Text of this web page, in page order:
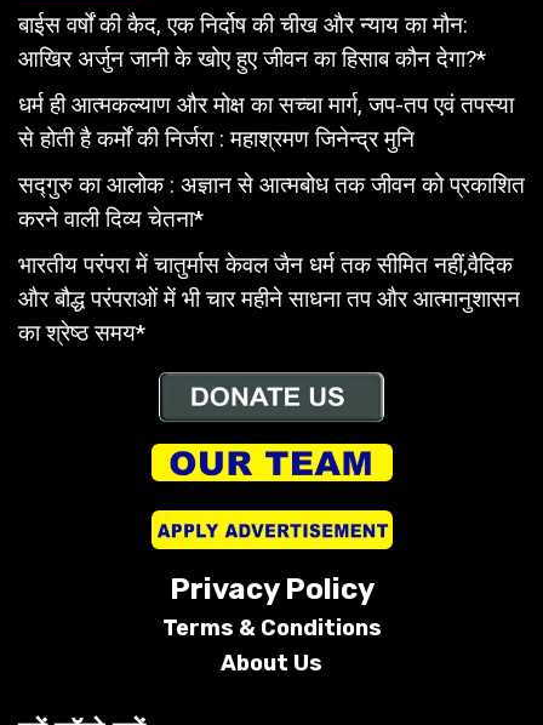
बाईस वर्षों की कैद, एक निर्दोष की चीख और न्याय का मौन:
आखिर अर्जुन जानी के खोए हुए जीवन का हिसाब कौन देगा?*
धर्म ही आत्मकल्याण और मोक्ष का सच्चा मार्ग, जप-तप एवं तपस्या
से होती है कर्मों की निर्जरा : महाश्रमण जिनेन्द्र मुनि
सद्गुरु का आलोक : अज्ञान से आत्मबोध तक जीवन को प्रकाशित
करने वाली दिव्य चेतना*
भारतीय परंपरा में चातुर्मास केवल जैन धर्म तक सीमित नहीं,वैदिक
और बौद्ध परंपराओं में भी चार महीने साधना तप और आत्मानुशासन
का श्रेष्ठ समय*
Privacy Policy
Terms & Conditions
About Us